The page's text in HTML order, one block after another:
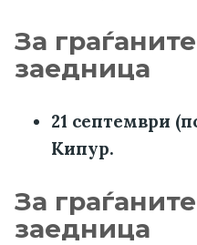
За
заедница
21 септември
Кипур.
За
заедница